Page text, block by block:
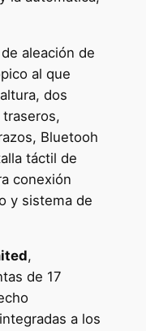
aleación de
al que
dos
Bluetooh
táctil de
conexión
y sistema de
,
de 17
a los